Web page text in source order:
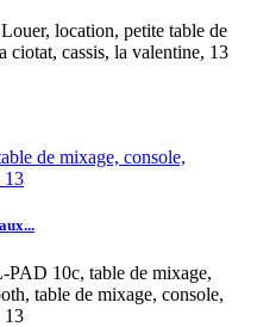
location, petite table de
ciotat, cassis, la valentine, 13
10c, table de mixage,
table de mixage, console,
13